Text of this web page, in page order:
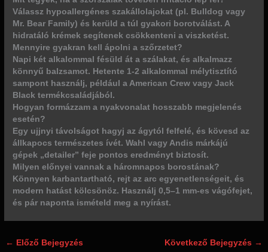
Válassz hypoallergénes szakállolajokat (pl. Bulldog vagy
Mr. Bear Family) és kerüld a túl gyakori borotválást. A
hidratáló krémek segítenek csökkenteni a viszketést.
Mennyire gyakran kell ápolni a szőrzetet?
Napi két alkalommal fésüld át a szálakat, és alkalmazz
könnyű balzsamot. Hetente 1-2 alkalommal mélytisztító
sampont használj, például a American Crew vagy Jack
Black termékcsaládjából.
Hogyan formázzam a nyakvonalat hosszabb megjelenés
esetén?
Egy ujjnyi távolságot hagyj az ágytól felfelé, és kövesd az
állkapocs természetes ívét. Wahl vagy Andis márkájú
gépek „detailer” feje pontos eredményt biztosít.
Milyen előnyei vannak a háromnapos borostának?
Könnyen karbantartható, rejt az arc egyenetlenségeit, és
modern hatást kölcsönöz. Használj 0,5–1 mm-es vágófejet,
és pár naponta ismételd meg a nyírást.
← Előző Bejegyzés Következő Bejegyzés →